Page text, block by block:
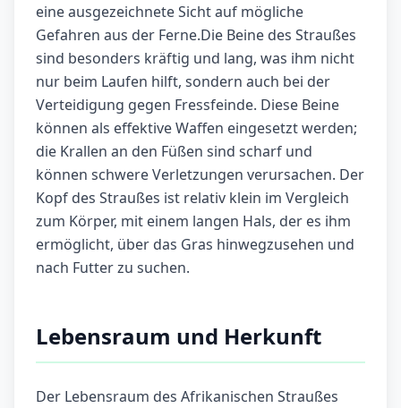
eine ausgezeichnete Sicht auf mögliche
Gefahren aus der Ferne.Die Beine des Straußes
sind besonders kräftig und lang, was ihm nicht
nur beim Laufen hilft, sondern auch bei der
Verteidigung gegen Fressfeinde. Diese Beine
können als effektive Waffen eingesetzt werden;
die Krallen an den Füßen sind scharf und
können schwere Verletzungen verursachen. Der
Kopf des Straußes ist relativ klein im Vergleich
zum Körper, mit einem langen Hals, der es ihm
ermöglicht, über das Gras hinwegzusehen und
nach Futter zu suchen.
Lebensraum und Herkunft
Der Lebensraum des Afrikanischen Straußes